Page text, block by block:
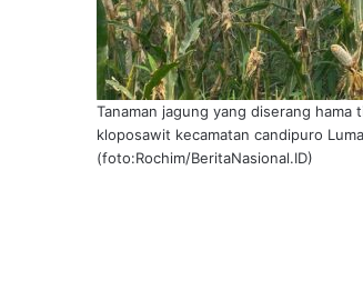
Tanaman jagung yang diserang hama
kloposawit kecamatan candipuro
(foto:Rochim/BeritaNasional.ID)